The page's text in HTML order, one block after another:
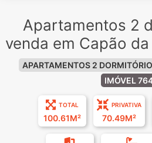
Apartamentos 2
venda em Capão
APARTAMENTOS 2
IMÓVEL
TOTAL
100.61M²
PRIVATIVA
70.49M²